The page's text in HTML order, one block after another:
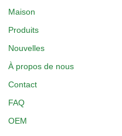
Maison
Produits
Nouvelles
À propos de nous
Contact
FAQ
OEM